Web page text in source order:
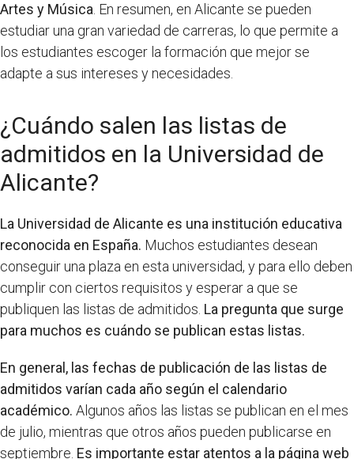
Artes y Música . En resumen, en Alicante se pueden
estudiar una gran variedad de carreras, lo que permite a
los estudiantes escoger la formación que mejor se
adapte a sus intereses y necesidades.
¿Cuándo salen las listas de
admitidos en la Universidad de
Alicante?
La Universidad de Alicante es una institución educativa
reconocida en España. Muchos estudiantes desean
conseguir una plaza en esta universidad, y para ello deben
cumplir con ciertos requisitos y esperar a que se
publiquen las listas de admitidos. La pregunta que surge
para muchos es cuándo se publican estas listas.
En general, las fechas de publicación de las listas de
admitidos varían cada año según el calendario
académico. Algunos años las listas se publican en el mes
de julio, mientras que otros años pueden publicarse en
septiembre. Es importante estar atentos a la página web